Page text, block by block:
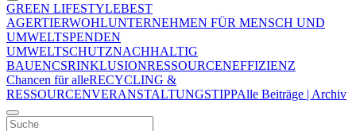
GREEN LIFESTYLEBEST
AGERTIERWOHLUNTERNEHMEN FÜR MENSCH UND
UMWELTSPENDEN
UMWELTSCHUTZNACHHALTIG
BAUENCSRINKLUSIONRESSOURCENEFFIZIENZ
Chancen für alleRECYCLING &
RESSOURCENVERANSTALTUNGSTIPPAlle Beiträge | Archiv